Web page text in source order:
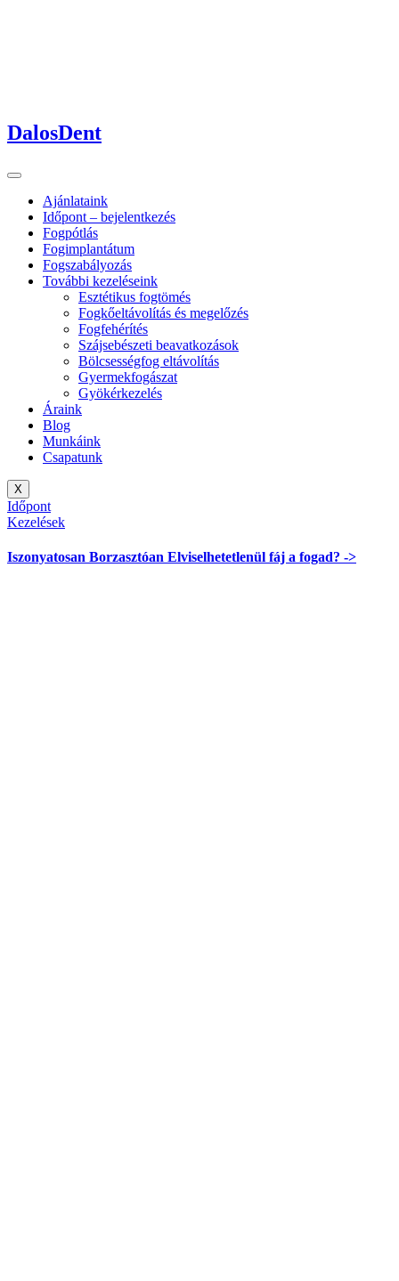
DalosDent
Ajánlataink
Időpont – bejelentkezés
Fogpótlás
Fogimplantátum
Fogszabályozás
További kezeléseink
Esztétikus fogtömés
Fogkőeltávolítás és megelőzés
Fogfehérítés
Szájsebészeti beavatkozások
Bölcsességfog eltávolítás
Gyermekfogászat
Gyökérkezelés
Áraink
Blog
Munkáink
Csapatunk
X
Időpont
Kezelések
Iszonyatosan Borzasztóan Elviselhetetlenül fáj a fogad? ->